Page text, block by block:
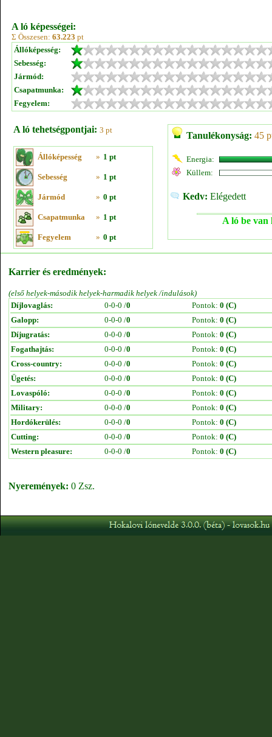
A ló képességei:
Σ Összesen: 63.223 pt
Állóképesség:
Sebesség:
Jármód:
Csapatmunka:
Fegyelem:
A ló tehetségpontjai: 3 pt
Állóképesség » 1 pt
Sebesség » 1 pt
Jármód » 0 pt
Csapatmunka » 1 pt
Fegyelem » 0 pt
Tanulékonyság: 45
Energia:
Küllem:
Kedv: Elégedett
A ló be van
Karrier és eredmények:
(első helyek-második helyek-harmadik helyek /indulások)
Díjlovaglás:
0-0-0 /0 Pontok: 0 (C)
Galopp:
0-0-0 /0 Pontok: 0 (C)
Díjugratás:
0-0-0 /0 Pontok: 0 (C)
Fogathajtás:
0-0-0 /0 Pontok: 0 (C)
Cross-country:
0-0-0 /0 Pontok: 0 (C)
Ügetés:
0-0-0 /0 Pontok: 0 (C)
Lovaspóló:
0-0-0 /0 Pontok: 0 (C)
Military:
0-0-0 /0 Pontok: 0 (C)
Hordókerülés:
0-0-0 /0 Pontok: 0 (C)
Cutting:
0-0-0 /0 Pontok: 0 (C)
Western pleasure:
0-0-0 /0 Pontok: 0 (C)
Nyeremények: 0 Zsz.